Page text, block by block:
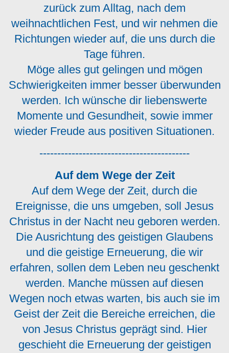
zurück zum Alltag, nach dem
weihnachtlichen Fest, und wir nehmen die
Richtungen wieder auf, die uns durch die
Tage führen.
Möge alles gut gelingen und mögen
Schwierigkeiten immer besser überwunden
werden. Ich wünsche dir liebenswerte
Momente und Gesundheit, sowie immer
wieder Freude aus positiven Situationen.
------------------------------------------
Auf dem Wege der Zeit
Auf dem Wege der Zeit, durch die
Ereignisse, die uns umgeben, soll Jesus
Christus in der Nacht neu geboren werden.
Die Ausrichtung des geistigen Glaubens
und die geistige Erneuerung, die wir
erfahren, sollen dem Leben neu geschenkt
werden. Manche müssen auf diesen
Wegen noch etwas warten, bis auch sie im
Geist der Zeit die Bereiche erreichen, die
von Jesus Christus geprägt sind. Hier
geschieht die Erneuerung der geistigen